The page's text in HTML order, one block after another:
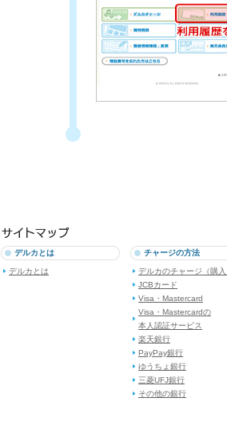
デルカとは
デルカとは
チャージの方法
デルカのチャージ（購
JCBカード
Visa・Mastercard
Visa・Mastercardの
本人認証サービス
楽天銀行
PayPay銀行
ゆうちょ銀行
三菱UFJ銀行
その他の銀行